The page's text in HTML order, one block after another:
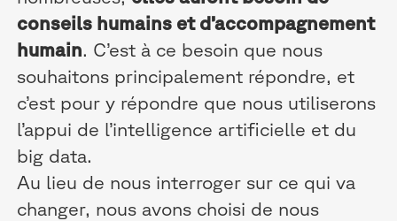
conseils humains et d’accompagnement
humain. C’est à ce besoin que nous
souhaitons principalement répondre, et
c’est pour y répondre que nous utiliserons
l’appui de l’intelligence artificielle et du
big data.
Au lieu de nous interroger sur ce qui va
changer, nous avons choisi de nous